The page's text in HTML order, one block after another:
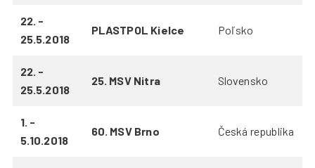
22. -
25.5.2018
PLASTPOL Kielce Poľsko
22. -
25.5.2018
25. MSV Nitra Slovensko
1. -
5.10.2018
60. MSV Brno Česká republika